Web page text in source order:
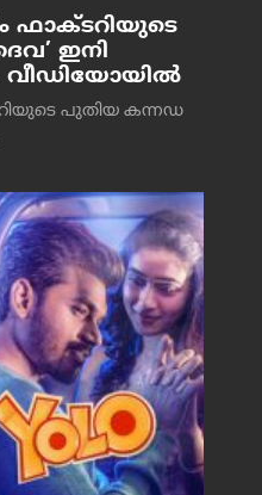
ഫാക്ടറിയുടെ
ഇനി
പുതിയ കന്നഡ